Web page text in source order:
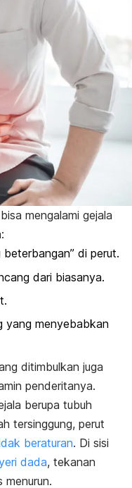
mengalami gejala
beterbangan” di perut.
dari biasanya.
menyebabkan
ditimbulkan juga
penderitanya.
berupa tubuh
tersinggung, perut
beraturan. Di sisi
dada, tekanan